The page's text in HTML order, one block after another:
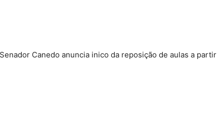
Canedo anuncia inico da reposição de aulas a partir